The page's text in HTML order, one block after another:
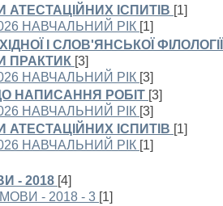
АТЕСТАЦІЙНИХ ІСПИТІВ [1]
НАВЧАЛЬНИЙ РІК [1]
І СЛОВ'ЯНСЬКОЇ ФІЛОЛОГІЇ
ПРАКТИК [3]
НАВЧАЛЬНИЙ РІК [3]
НАПИСАННЯ РОБІТ [3]
НАВЧАЛЬНИЙ РІК [3]
АТЕСТАЦІЙНИХ ІСПИТІВ [1]
НАВЧАЛЬНИЙ РІК [1]
- 2018 [4]
- 2018 - 3 [1]